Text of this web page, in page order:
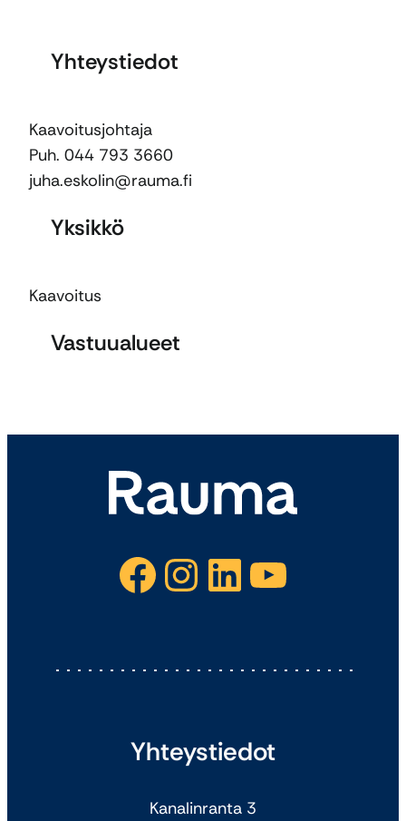
Yhteystiedot
Kaavoitusjohtaja
Puh. 044 793 3660
juha.eskolin@rauma.fi
Yksikkö
Kaavoitus
Vastuualueet
Facebook Instagram LinkedIn YouTube
Yhteystiedot
Kanalinranta 3